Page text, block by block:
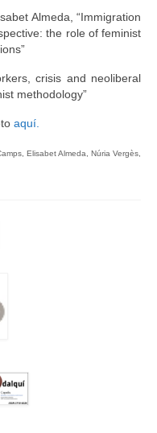
Almeda, “Immigration
the role of feminist
crisis and neoliberal
methodology”
aquí.
, Elisabet Almeda, Núria Vergès,